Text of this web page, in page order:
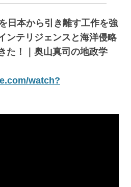
日本から引き離す工作を強
ンテリジェンスと海洋侵略
た！｜奥山真司の地政学
watch?